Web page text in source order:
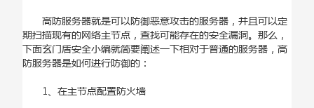
高防服务器就是可以防御恶意攻击的服务器，并且可以定
期扫描现有的网络主节点，查找可能存在的安全漏洞。那么，
下面玄门盾安全小编就简要阐述一下相对于普通的服务器，高
防服务器是如何进行防御的：
1、在主节点配置防火墙